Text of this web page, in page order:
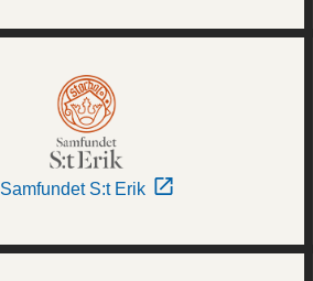
Samfundet S:t Erik